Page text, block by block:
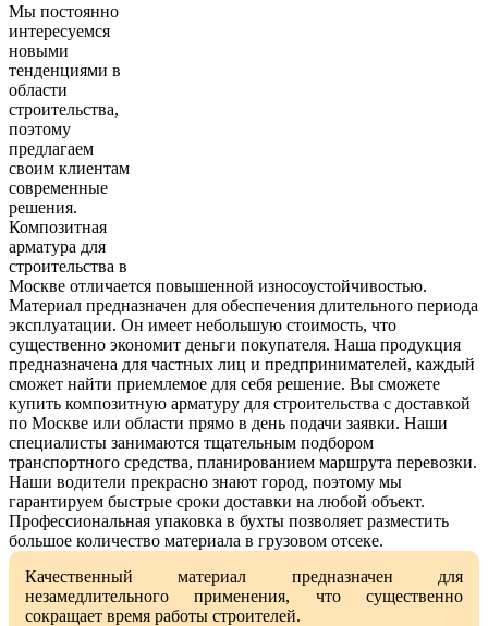
Мы постоянно
интересуемся
новыми
тенденциями в
области
строительства,
поэтому
предлагаем
своим клиентам
современные
решения.
Композитная
арматура для
строительства в
Москве отличается повышенной износоустойчивостью.
Материал предназначен для обеспечения длительного периода
эксплуатации. Он имеет небольшую стоимость, что
существенно экономит деньги покупателя. Наша продукция
предназначена для частных лиц и предпринимателей, каждый
сможет найти приемлемое для себя решение. Вы сможете
купить композитную арматуру для строительства с доставкой
по Москве или области прямо в день подачи заявки. Наши
специалисты занимаются тщательным подбором
транспортного средства, планированием маршрута перевозки.
Наши водители прекрасно знают город, поэтому мы
гарантируем быстрые сроки доставки на любой объект.
Профессиональная упаковка в бухты позволяет разместить
большое количество материала в грузовом отсеке.
Качественный материал предназначен для
незамедлительного применения, что существенно
сокращает время работы строителей.